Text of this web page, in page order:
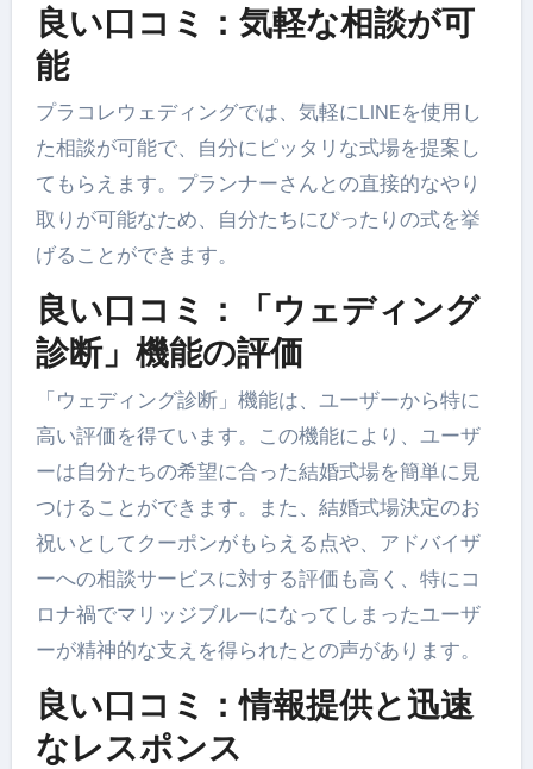
良い口コミ：気軽な相談が可
能
プラコレウェディングでは、気軽にLINEを使用し
た相談が可能で、自分にピッタリな式場を提案し
てもらえます。プランナーさんとの直接的なやり
取りが可能なため、自分たちにぴったりの式を挙
げることができます。
良い口コミ：「ウェディング
診断」機能の評価
「ウェディング診断」機能は、ユーザーから特に
高い評価を得ています。この機能により、ユーザ
ーは自分たちの希望に合った結婚式場を簡単に見
つけることができます。また、結婚式場決定のお
祝いとしてクーポンがもらえる点や、アドバイザ
ーへの相談サービスに対する評価も高く、特にコ
ロナ禍でマリッジブルーになってしまったユーザ
ーが精神的な支えを得られたとの声があります。
良い口コミ：情報提供と迅速
なレスポンス